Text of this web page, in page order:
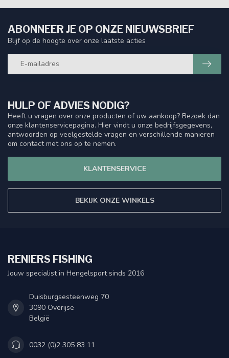
HULP OF ADVIES NODIG?
Heeft u vragen over onze producten of uw aankoop? Bezoek dan
onze klantenservicepagina. Hier vindt u onze bedrijfsgegevens,
antwoorden op veelgestelde vragen en verschillende manieren
om contact met ons op te nemen.
KLANTENSERVICE
BEKIJK ONZE WINKELS
ABONNEER JE OP ONZE NIEUWSBRIEF
Blijf op de hoogte over onze laatste acties
RENIERS FISHING
Jouw specialist in Hengelsport sinds 2016
Duisburgsesteenweg 70
3090 Overijse
België
0032 (0)2 305 83 11